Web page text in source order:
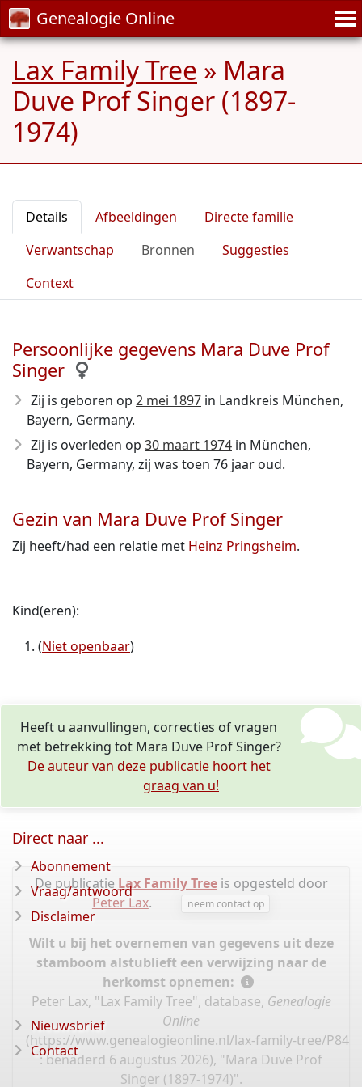
Genealogie Online
Lax Family Tree » Mara
Duve Prof Singer (1897-
1974)
Details Afbeeldingen
Directe familie
Verwantschap
Bronnen
Suggesties
Context
Persoonlijke gegevens Mara Duve Prof
Singer
Zij is geboren op 2 mei 1897 in Landkreis München,
Bayern, Germany.
Zij is overleden op 30 maart 1974 in München,
Bayern, Germany, zij was toen 76 jaar oud.
Gezin van Mara Duve Prof Singer
Zij heeft/had een relatie met Heinz Pringsheim.
Kind(eren):
(Niet openbaar)
Heeft u aanvullingen, correcties of vragen
met betrekking tot Mara Duve Prof Singer?
De auteur van deze publicatie hoort het
graag van u!
De publicatie Lax Family Treeis opgesteld door
Peter Lax. neem contact op
Wilt u bij het overnemen van gegevens uit deze
stamboom alstublieft een verwijzing naar de
herkomst opnemen:
Peter Lax, "Lax Family Tree", database, Genealogie
Online
(https://www.genealogieonline.nl/lax-family-tree/
: benaderd 6 augustus 2026), "Mara Duve Prof
Singer (1897-1974)".
Direct naar ...
Abonnement
Vraag/antwoord
Disclaimer
Nieuwsbrief
Contact